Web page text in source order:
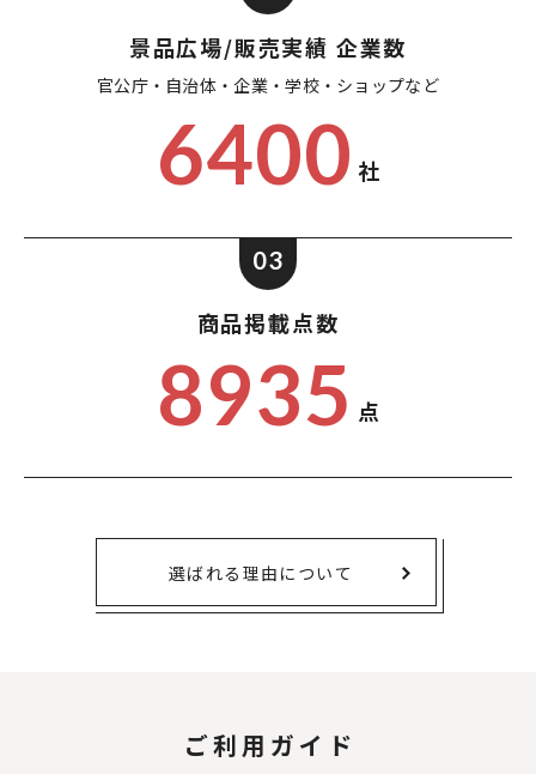
景品広場/販売実績 企業数
官公庁・自治体・企業・学校・ショップなど
6400 社
03
商品掲載点数
8935 点
選ばれる理由について
ご利用ガイド